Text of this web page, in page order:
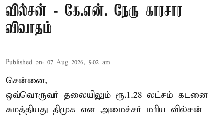
வில்சன் - கே.என். நேரு காரசார
விவாதம்
Published on: 07 Aug 2026, 9:02 am
சென்னை,
ஒவ்வொருவர் தலையிலும் ரூ.1.28 லட்சம் கடனை
சுமத்தியது திமுக என அமைச்சர் மரிய வில்சன்